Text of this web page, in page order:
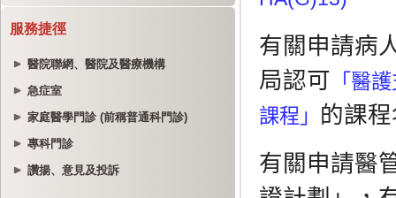
服務捷徑
醫院聯網、醫院及醫療機構
急症室
家庭醫學門診 (前稱普通科門診)
專科門診
讚揚、意見及投訴